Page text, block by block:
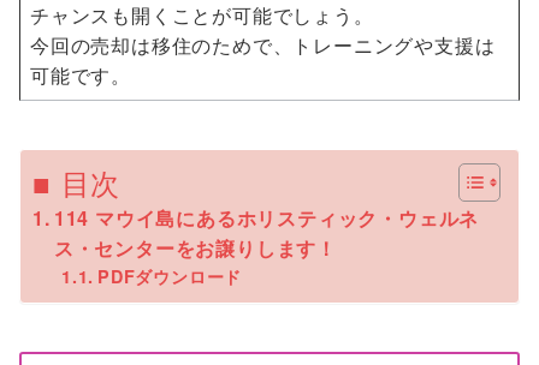
チャンスも開くことが可能でしょう。
今回の売却は移住のためで、トレーニングや支援は
可能です。
■ 目次
114 マウイ島にあるホリスティック・ウェルネ
ス・センターをお譲りします！
PDFダウンロード